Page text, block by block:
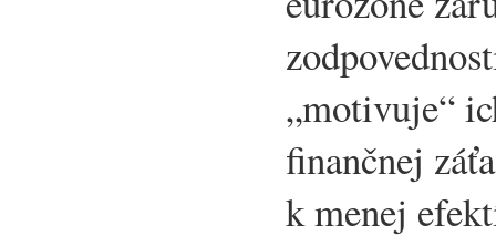
„motivuje“
finančnej
k menej